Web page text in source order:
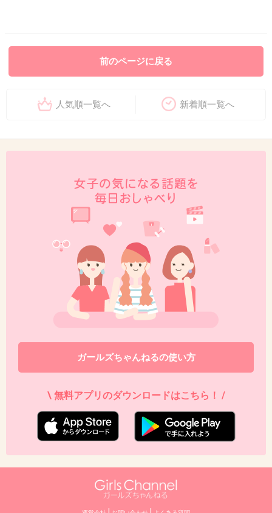
前のページに戻る
人気順一覧へ 新着順一覧へ
ガールズちゃんねるの使い方
\ 無料アプリのダウンロードはこちら！ /